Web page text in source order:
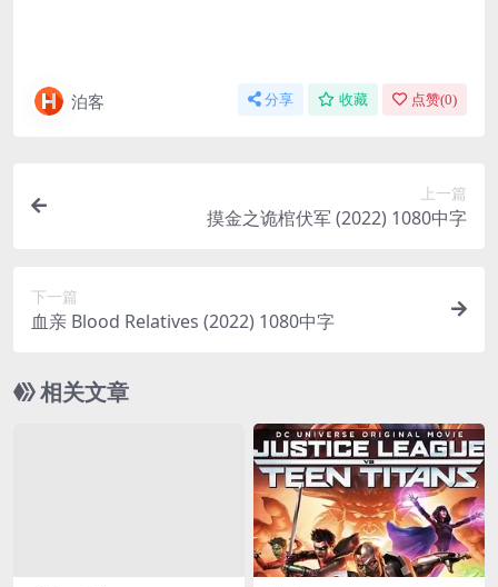
泊客 分享 收藏 点赞(0)
上一篇
摸金之诡棺伏军 (2022) 1080中字
下一篇
血亲 Blood Relatives (2022) 1080中字
相关文章